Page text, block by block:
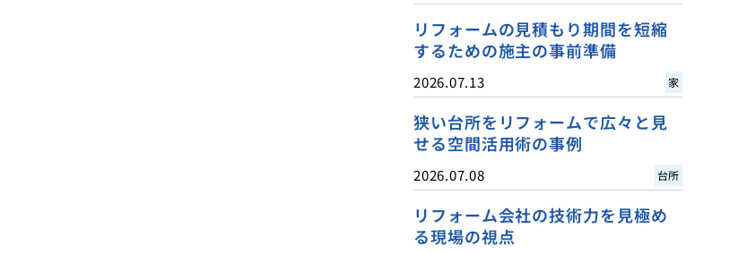
リフォームの見積もり期間を短縮
するための施主の事前準備
2026.07.13 家
狭い台所をリフォームで広々と見
せる空間活用術の事例
2026.07.08 台所
リフォーム会社の技術力を見極め
る現場の視点